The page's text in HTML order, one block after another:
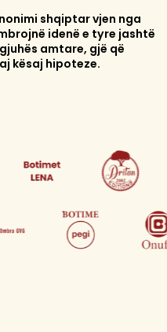
shqiptar vjen nga
idenë e tyre jashtë
amtare, gjë që
kësaj hipoteze.